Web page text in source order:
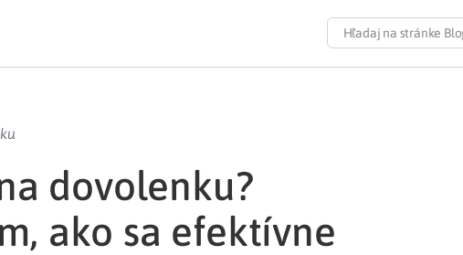
dovolenku?
ako sa efektívne